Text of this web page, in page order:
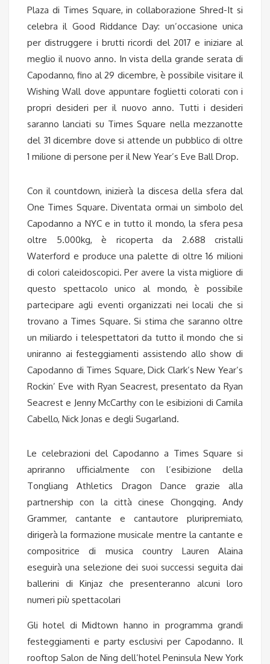
Plaza di Times Square, in collaborazione Shred-It si
celebra il Good Riddance Day: un’occasione unica
per distruggere i brutti ricordi del 2017 e iniziare al
meglio il nuovo anno. In vista della grande serata di
Capodanno, fino al 29 dicembre, è possibile visitare il
Wishing Wall dove appuntare foglietti colorati con i
propri desideri per il nuovo anno. Tutti i desideri
saranno lanciati su Times Square nella mezzanotte
del 31 dicembre dove si attende un pubblico di oltre
1 milione di persone per il New Year’s Eve Ball Drop.
Con il countdown, inizierà la discesa della sfera dal
One Times Square. Diventata ormai un simbolo del
Capodanno a NYC e in tutto il mondo, la sfera pesa
oltre 5.000kg, è ricoperta da 2.688 cristalli
Waterford e produce una palette di oltre 16 milioni
di colori caleidoscopici. Per avere la vista migliore di
questo spettacolo unico al mondo, è possibile
partecipare agli eventi organizzati nei locali che si
trovano a Times Square. Si stima che saranno oltre
un miliardo i telespettatori da tutto il mondo che si
uniranno ai festeggiamenti assistendo allo show di
Capodanno di Times Square, Dick Clark’s New Year’s
Rockin’ Eve with Ryan Seacrest, presentato da Ryan
Seacrest e Jenny McCarthy con le esibizioni di Camila
Cabello, Nick Jonas e degli Sugarland.
Le celebrazioni del Capodanno a Times Square si
apriranno ufficialmente con l’esibizione della
Tongliang Athletics Dragon Dance grazie alla
partnership con la città cinese Chongqing. Andy
Grammer, cantante e cantautore pluripremiato,
dirigerà la formazione musicale mentre la cantante e
compositrice di musica country Lauren Alaina
eseguirà una selezione dei suoi successi seguita dai
ballerini di Kinjaz che presenteranno alcuni loro
numeri più spettacolari
Gli hotel di Midtown hanno in programma grandi
festeggiamenti e party esclusivi per Capodanno. Il
rooftop Salon de Ning dell’hotel Peninsula New York